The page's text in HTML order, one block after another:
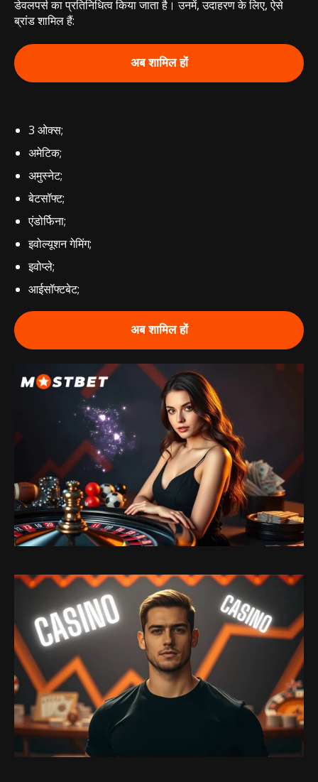
डेवलपर्स का प्रतिनिधित्व किया जाता है। उनमें, उदाहरण के लिए, ऐसे
ब्रांड शामिल हैं:
अब शामिल हों
3 ओक्स;
अमेटिक;
अमुस्नेट;
बेटसॉफ्ट;
एंडोर्फिना;
इवोल्यूशन गेमिंग;
इवोप्ले;
आईसॉफ्टबेट;
अब शामिल हों